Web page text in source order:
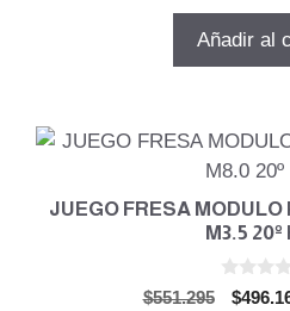
original
Añadir al
JUEGO FRESA
M3.5 20º
$551.295
El
$